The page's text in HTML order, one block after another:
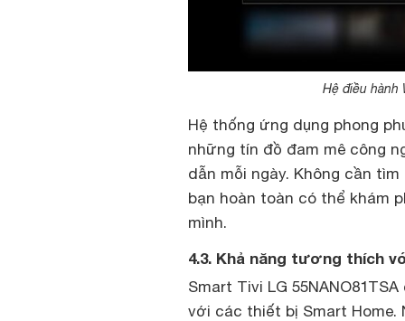
Hệ điều hành
Hệ thống ứng dụng phong
những tín đồ đam mê công
dẫn mỗi ngày. Không cần
bạn hoàn toàn có thể khám
mình.
4.3. Khả năng tương thích
Smart Tivi LG
với các thiết bị Smart